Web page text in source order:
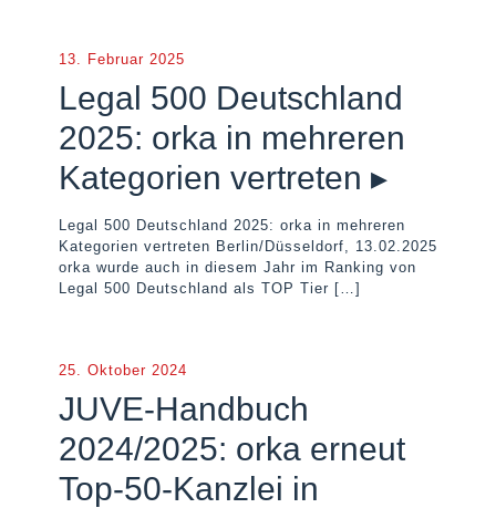
13. Februar 2025
Legal 500 Deutschland
2025: orka in mehreren
Kategorien vertreten ▸
Legal 500 Deutschland 2025: orka in mehreren
Kategorien vertreten Berlin/Düsseldorf, 13.02.2025
orka wurde auch in diesem Jahr im Ranking von
Legal 500 Deutschland als TOP Tier […]
25. Oktober 2024
JUVE-Handbuch
2024/2025: orka erneut
Top-50-Kanzlei in